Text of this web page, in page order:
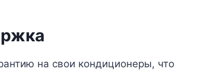
на свои кондиционеры, что